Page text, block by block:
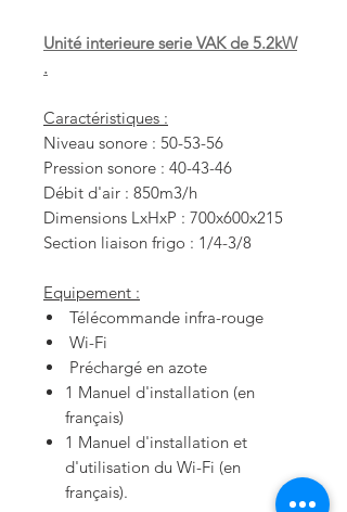
Unité interieure serie VAK de 5.2kW
.
Caractéristiques :
Niveau sonore : 50-53-56
Pression sonore : 40-43-46
Débit d'air : 850m3/h
Dimensions LxHxP : 700x600x215
Section liaison frigo : 1/4-3/8
Equipement :
Télécommande infra-rouge
Wi-Fi
Préchargé en azote
1 Manuel d'installation (en
français)
1 Manuel d'installation et
d'utilisation du Wi-Fi (en
français).